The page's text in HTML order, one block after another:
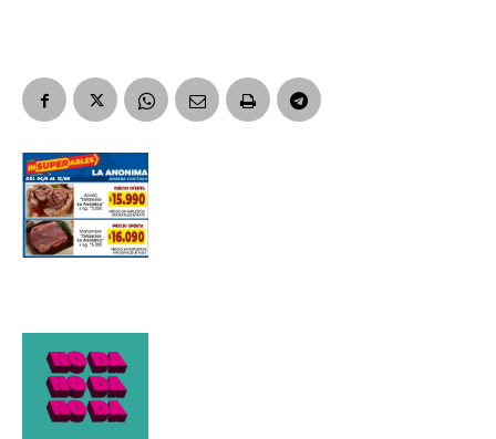
Suscribirme gratis
Dirección de correo electrónico
Nombre